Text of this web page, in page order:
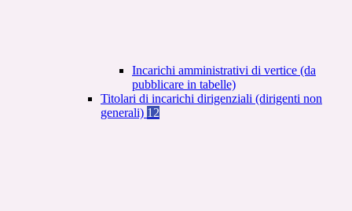
Incarichi amministrativi di vertice (da
pubblicare in tabelle)
Titolari di incarichi dirigenziali (dirigenti non
generali) 12